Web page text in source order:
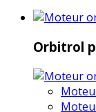
Orbitrol